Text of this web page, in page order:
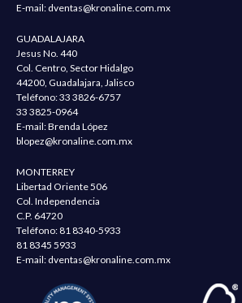
E-mail: dventas@kronaline.com.mx
GUADALAJARA
Jesus No. 440
Col. Centro, Sector Hidalgo
44200, Guadalajara, Jalisco
Teléfono:33 3826-6757
33 3825-0964
E-mail: Brenda López
blopez@kronaline.com.mx
MONTERREY
Libertad Oriente 506
Col. Independencia
C.P. 64720
Teléfono:81 8340-5933
81 8345 5933
E-mail: dventas@kronaline.com.mx